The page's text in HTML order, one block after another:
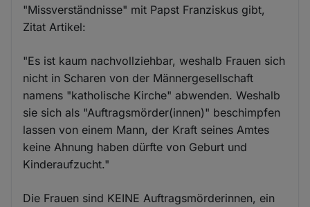
"Missverständnisse" mit Papst Franziskus gibt,
Zitat Artikel:
"Es ist kaum nachvollziehbar, weshalb Frauen sich
nicht in Scharen von der Männergesellschaft
namens "katholische Kirche" abwenden. Weshalb
sie sich als "Auftragsmörder(innen)" beschimpfen
lassen von einem Mann, der Kraft seines Amtes
keine Ahnung haben dürfte von Geburt und
Kinderaufzucht."
Die Frauen sind KEINE Auftragsmörderinnen, ein